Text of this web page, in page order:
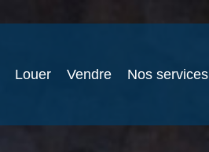
Louer Vendre Nos services